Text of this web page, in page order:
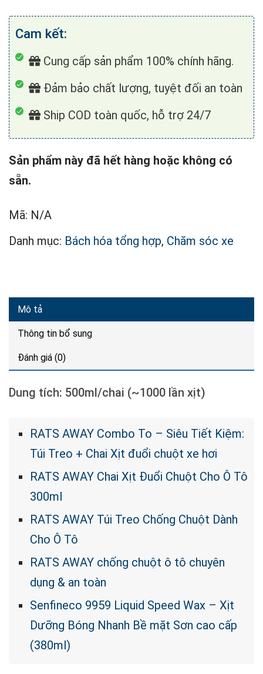
Cam kết:
Cung cấp sản phẩm 100% chính hãng.
Đảm bảo chất lượng, tuyệt đối an toàn
Ship COD toàn quốc, hỗ trợ 24/7
Sản phẩm này đã hết hàng hoặc không có
sẵn.
Mã: N/A
Danh mục: Bách hóa tổng hợp, Chăm sóc xe
Mô tả
Thông tin bổ sung
Đánh giá (0)
Dung tích: 500ml/chai (~1000 lần xịt)
RATS AWAY Combo To – Siêu Tiết Kiệm:
Túi Treo + Chai Xịt đuổi chuột xe hơi
RATS AWAY Chai Xịt Đuổi Chuột Cho Ô Tô
300ml
RATS AWAY Túi Treo Chống Chuột Dành
Cho Ô Tô
RATS AWAY chống chuột ô tô chuyên
dụng & an toàn
Senfineco 9959 Liquid Speed Wax – Xịt
Dưỡng Bóng Nhanh Bề mặt Sơn cao cấp
(380ml)